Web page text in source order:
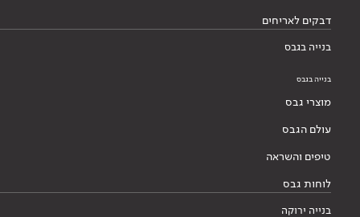
דבקים לאריחים
בנייה בגבס
בנייה בגבס
מוצרי גבס
עולם הגבס
טיפים והשראה
לוחות גבס
בנייה ירוקה